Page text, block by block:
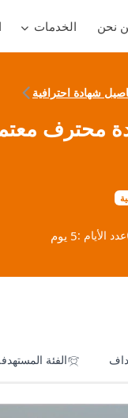
نحن الخدمات
شهادة احترافية
عدد الأيام :5 يوم
الفئة